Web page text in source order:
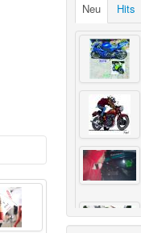
Neu Hits